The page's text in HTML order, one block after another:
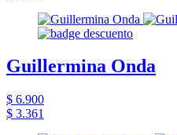
Guillermina Onda
$ 6.900
$ 3.361